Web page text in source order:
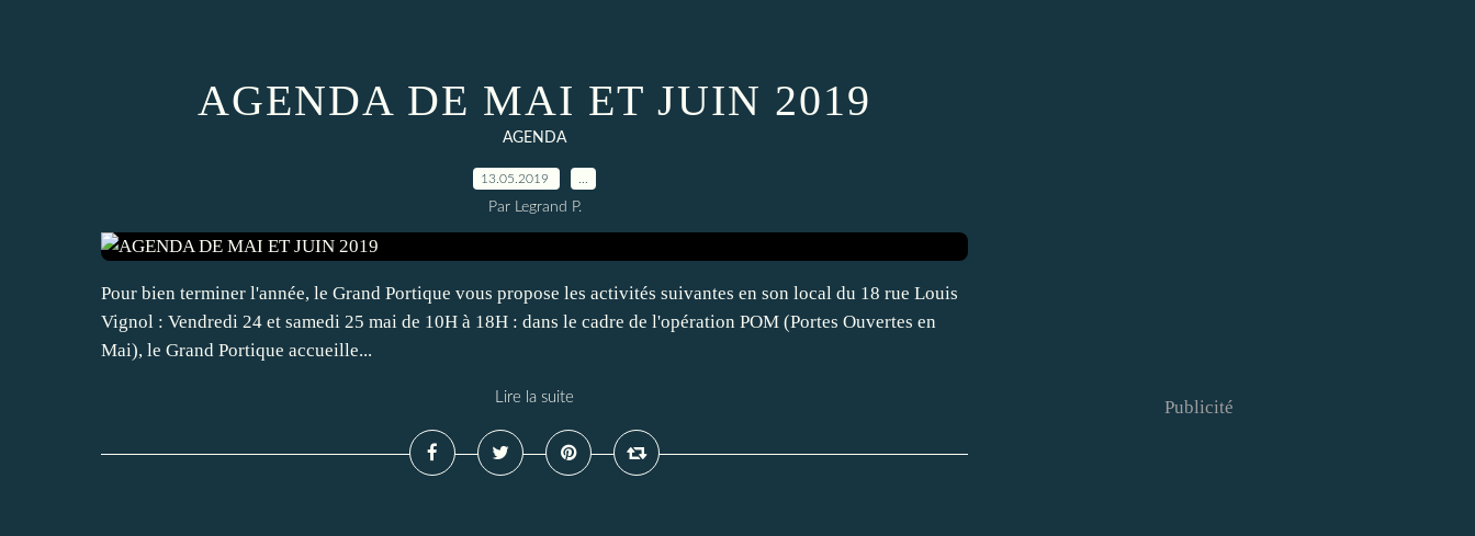
AGENDA DE MAI ET JUIN 2019
AGENDA
13.05.2019
Par Legrand P.
Pour bien terminer l'année, le Grand Portique vous propose les activités suivantes en son local du 18 rue Louis
Vignol : Vendredi 24 et samedi 25 mai de 10H à 18H : dans le cadre de l'opération POM (Portes Ouvertes en
Mai), le Grand Portique accueille...
Lire la suite Publicité